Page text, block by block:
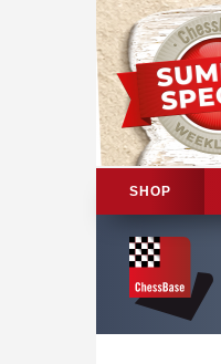
SHOP